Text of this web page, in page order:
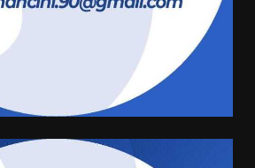
magia del Minareto e la prima
de “L’Albergo
Il rapimento”
D, l’Us Fasano è escluso
campionato